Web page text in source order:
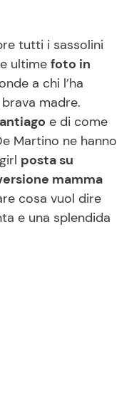
Feste
per Bambini
tutti i sassolini
ultime foto in
a chi l’ha
madre.
e di come
Martino ne hanno
posta su
mamma
cosa vuol dire
e una splendida